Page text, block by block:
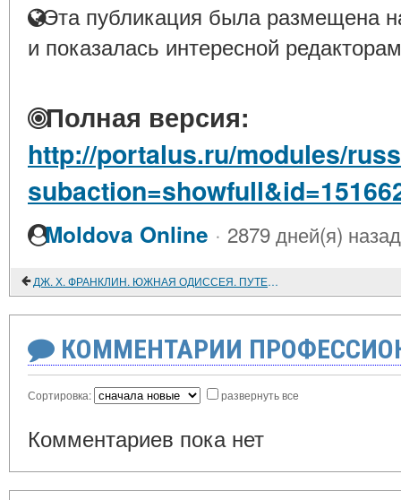
Эта публикация была размещена
и показалась интересной
Полная версия:
http://portalus.ru/modules/
Moldova Online · 2879 дней(я) назад
ДЖ. Х. ФРАНКЛИН. ЮЖНАЯ ОДИССЕЯ. ПУТЕШЕСТВИЯ ЮЖАН ПО ДОВОЕННОМУ СЕВЕРУ. ДЖ. Х. ФРАНКЛИН. РАСОВОЕ РАВЕНСТВО В АМЕРИКЕ
КОММЕНТАРИИ
Сортировка: развернуть все
Комментариев пока нет